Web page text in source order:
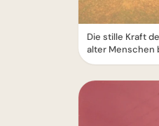
Die stille Kraft
alter Menschen